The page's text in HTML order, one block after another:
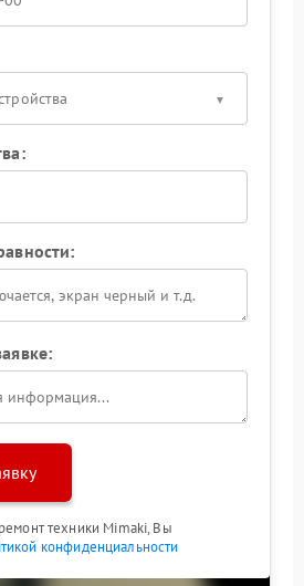
техники Mimaki, Вы
конфиденциальности